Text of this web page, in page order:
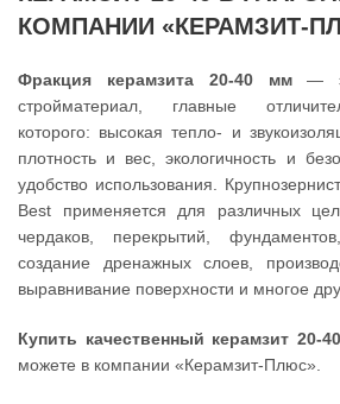
КОМПАНИИ «КЕРАМЗИТ-
Фракция керамзита 20-40 мм—
стройматериал, главные
которого: высокая тепло- и
плотность и вес, экологичность и
удобство использования.
Best применяется для различных
чердаков, перекрытий,
создание дренажных слоев,
выравнивание поверхности и многое
Купить качественный керамзит 20-
можете в компании «Керамзит-Плюс».